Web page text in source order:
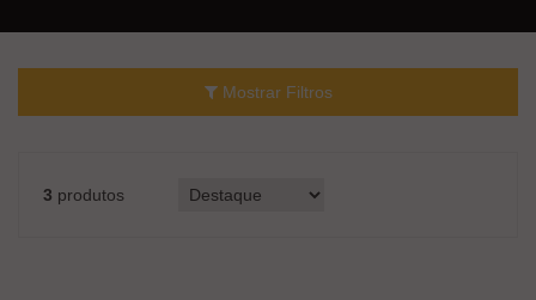
Mostrar Filtros
3 produtos